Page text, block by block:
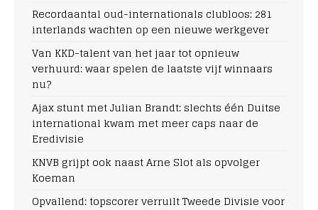
Recordaantal oud-internationals clubloos: 281
interlands wachten op een nieuwe werkgever
Van KKD-talent van het jaar tot opnieuw
verhuurd: waar spelen de laatste vijf winnaars
nu?
Ajax stunt met Julian Brandt: slechts één Duitse
international kwam met meer caps naar de
Eredivisie
KNVB grijpt ook naast Arne Slot als opvolger
Koeman
Opvallend: topscorer verruilt Tweede Divisie voor